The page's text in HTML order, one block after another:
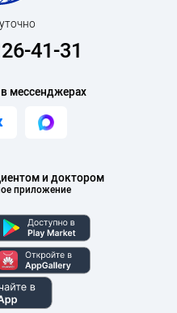
DHA, Dubai
клиники Point of Care,
АО «Медицина»
и лечении:
соединительной ткани
Элерса-Данло,
ревматоидного
остеомаляции,
и доктором
приложение
41-31
мессенджерах